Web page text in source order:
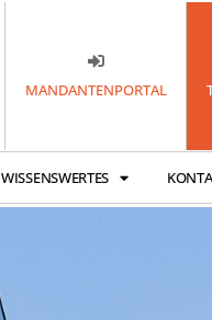
MANDANTENPORTAL
WISSENSWERTES